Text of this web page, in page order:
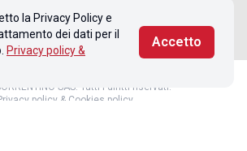
la Privacy Policy e
dei dati per il
Privacy policy &
Accetto
SAS. Tutti i diritti riservati.
policy & Cookies policy